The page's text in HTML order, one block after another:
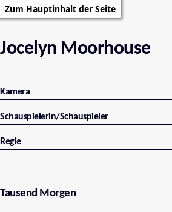
Zum Hauptinhalt der Seite
Jocelyn Moorhouse
Kamera
Schauspielerin/Schauspieler
Regie
Tausend Morgen